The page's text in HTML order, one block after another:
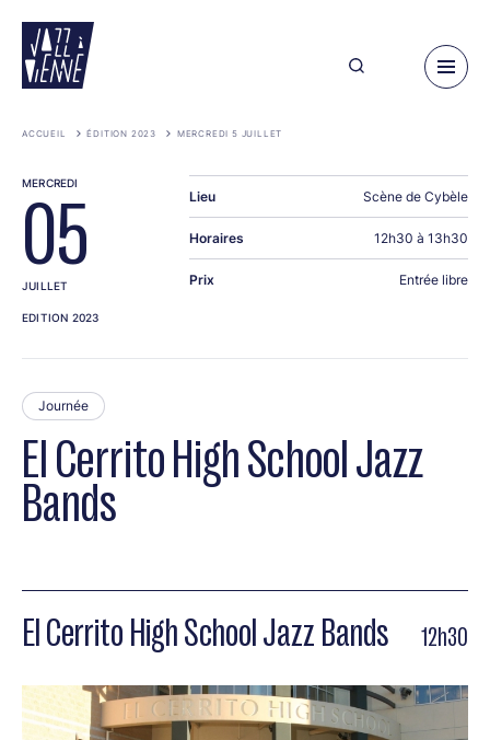
contenu
principal
ACCUEIL ÉDITION 2023 MERCREDI 5 JUILLET
El Cerrito High School Jazz
Bands
Journée
El Cerrito High School Jazz Bands 12h30
MERCREDI
05
JUILLET
EDITION 2023
Lieu Scène de Cybèle
Horaires 12h30 à 13h30
Prix Entrée libre